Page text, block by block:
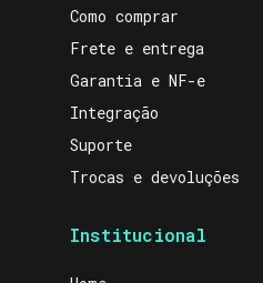
Como comprar
Frete e entrega
Garantia e NF-e
Integração
Suporte
Trocas e devoluções
Institucional